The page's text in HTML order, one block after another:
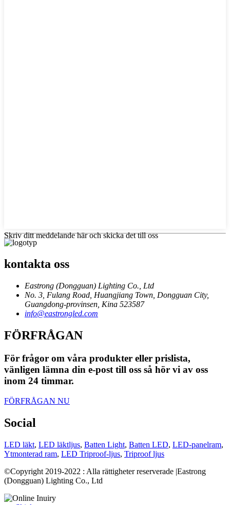
Skriv ditt meddelande här och skicka det till oss
kontakta oss
Eastrong (Dongguan) Lighting Co., Ltd
No. 3, Fulang Road, Huangjiang Town, Dongguan City,
Guangdong-provinsen, Kina 523587
info@eastrongled.com
FÖRFRÅGAN
För frågor om våra produkter eller prislista,
vänligen lämna din e-post till oss så hör vi av oss
inom 24 timmar.
FÖRFRÅGAN NU
Social
LED läkt, LED läktljus, Batten Light, Batten LED, LED-panelram,
Ytmonterad ram, LED Triproof-ljus, Triproof ljus
©Copyright 2019-2022 : Alla rättigheter reserverade |Eastrong
(Dongguan) Lighting Co., Ltd